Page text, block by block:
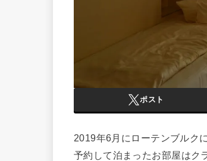
ポスト
2019年6月にローテンブルク
予約して泊まったお部屋はク